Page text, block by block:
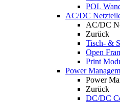
POL
AC/DC
AC/DC
Zurück
Tisch- &
Open
Print
Power
Power
Zurück
DC/DC